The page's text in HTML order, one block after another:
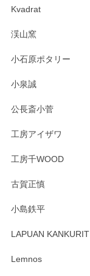
淡いグリーンの
す。 素敵な湯呑
たm(_)m
Kvadrat
渓山窯
小石原ポタリー
小泉誠
公長斎小菅
工房アイザワ
工房千WOOD
古賀正慎
小島鉄平
LAPUAN KANKURIT
Lemnos